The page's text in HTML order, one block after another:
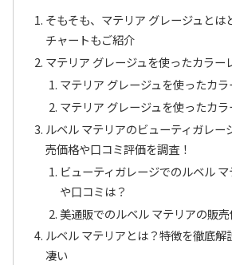
そもそも、マテリア グレージュとは
チャートもご紹介
マテリア グレージュを使ったカラー
マテリア グレージュを使ったカ
マテリア グレージュを使ったカ
ルベル マテリアのビューティガレー
売価格や口コミ評価を調査！
ビューティガレージでのルベル
や口コミは？
美通販でのルベル マテリアの販
ルベル マテリアとは？特徴を徹底
凄い